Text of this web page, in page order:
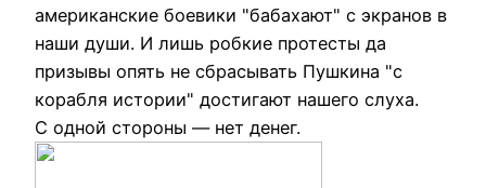
американские боевики "бабахают" с экранов в
наши души. И лишь робкие протесты да
призывы опять не сбрасывать Пушкина "с
корабля истории" достигают нашего слуха.
С одной стороны — нет денег.